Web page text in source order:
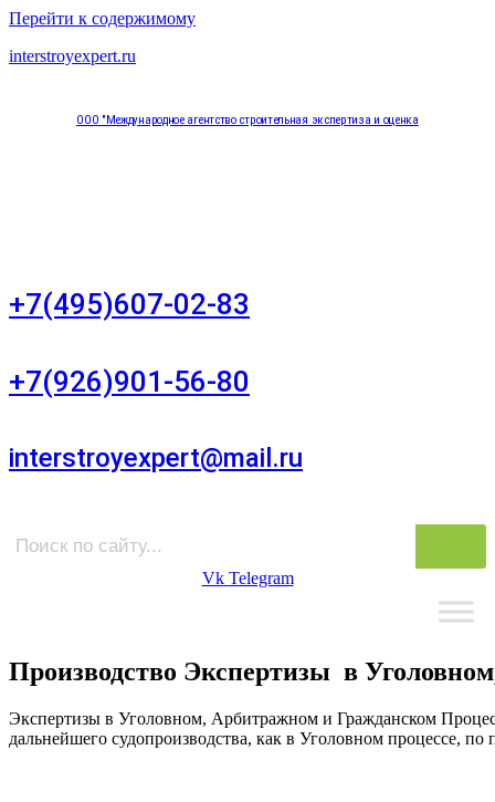
Перейти к содержимому
interstroyexpert.ru
ООО "Международное агентство строительная экспертиза и оценка
+7(495)607-02-83
+7(926)901-56-80
interstroyexpert@mail.ru
Vk Telegram
Производство Экспертизы в
Экспертизы в Уголовном, Арбитражном и Гражданском
дальнейшего судопроизводства, как в Уголовном процессе,